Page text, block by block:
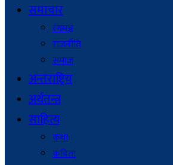
समाचार
रंगमञ्च
राजनीति
समाज
अन्तराष्ट्रिय
अर्थतन्त्र
साहित्य
कथा
कविता